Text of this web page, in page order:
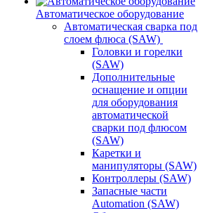
Автоматическое оборудование
Автоматическая сварка под
слоем флюса (SAW)
Головки и горелки
(SAW)
Дополнительные
оснащение и опции
для оборудования
автоматической
сварки под флюсом
(SAW)
Каретки и
манипуляторы (SAW)
Контроллеры (SAW)
Запасные части
Automation (SAW)